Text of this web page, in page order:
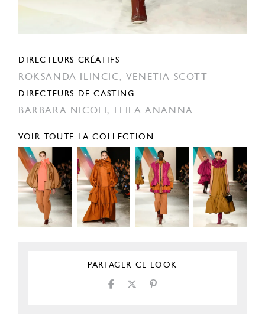
DIRECTEURS CRÉATIFS
ROKSANDA ILINCIC, VENETIA SCOTT
DIRECTEURS DE CASTING
BARBARA NICOLI, LEILA ANANNA
VOIR TOUTE LA COLLECTION
PARTAGER CE LOOK